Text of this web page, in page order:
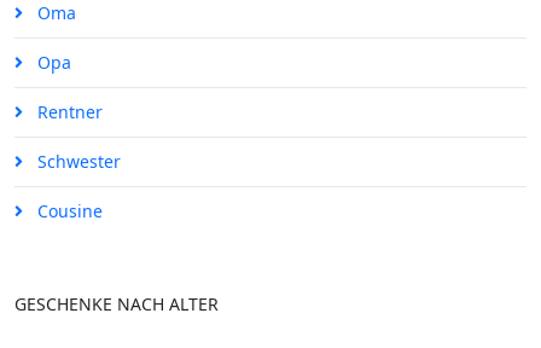
Oma
Opa
Rentner
Schwester
Cousine
GESCHENKE NACH ALTER